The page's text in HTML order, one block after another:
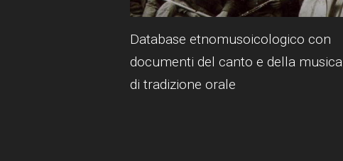
Database etnomusoicologico con
documenti del canto e della musica
di tradizione orale